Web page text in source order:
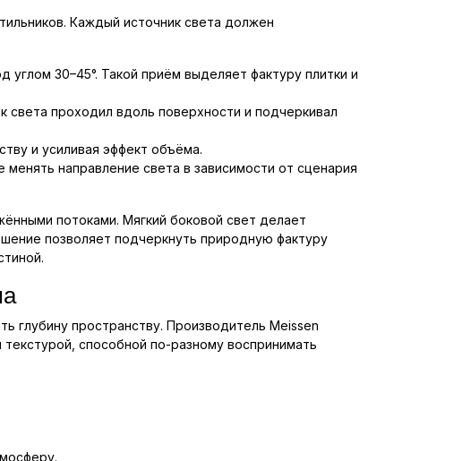
Каждый источник света должен
30–45°. Такой приём выделяет фактуру плитки и
света проходил вдоль поверхности и подчеркивал
и усиливая эффект объёма.
направление света в зависимости от сценария
потоками. Мягкий боковой свет делает
позволяет подчеркнуть природную фактуру
глубину пространству. Производитель Meissen
способной по-разному воспринимать